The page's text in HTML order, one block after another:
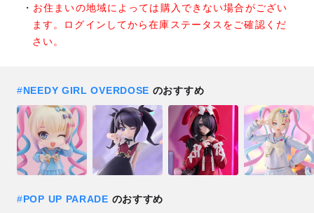
お住まいの地域によっては購入できない場合がござい
ます。ログインしてから在庫ステータスをご確認くだ
さい。
#NEEDY GIRL OVERDOSE のおすすめ
#POP UP PARADE のおすすめ